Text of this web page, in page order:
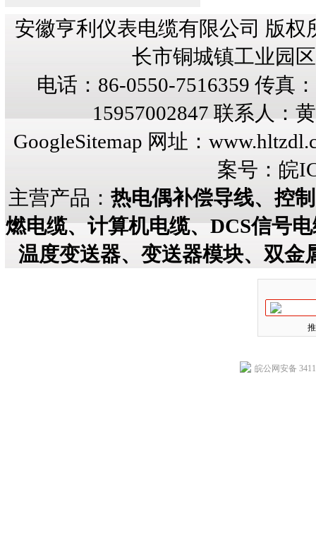
安徽亨利仪表电缆有限公司 版权
长市铜城镇工业园
电话：86-0550-7516359 传真
15957002847 联系人：
GoogleSitemap 网址：
案号： 皖
主营产品： 热电偶补偿导线、控
燃电缆、计算机电缆、DCS信号
温度变送器、变送器模块、双金
皖公网安备